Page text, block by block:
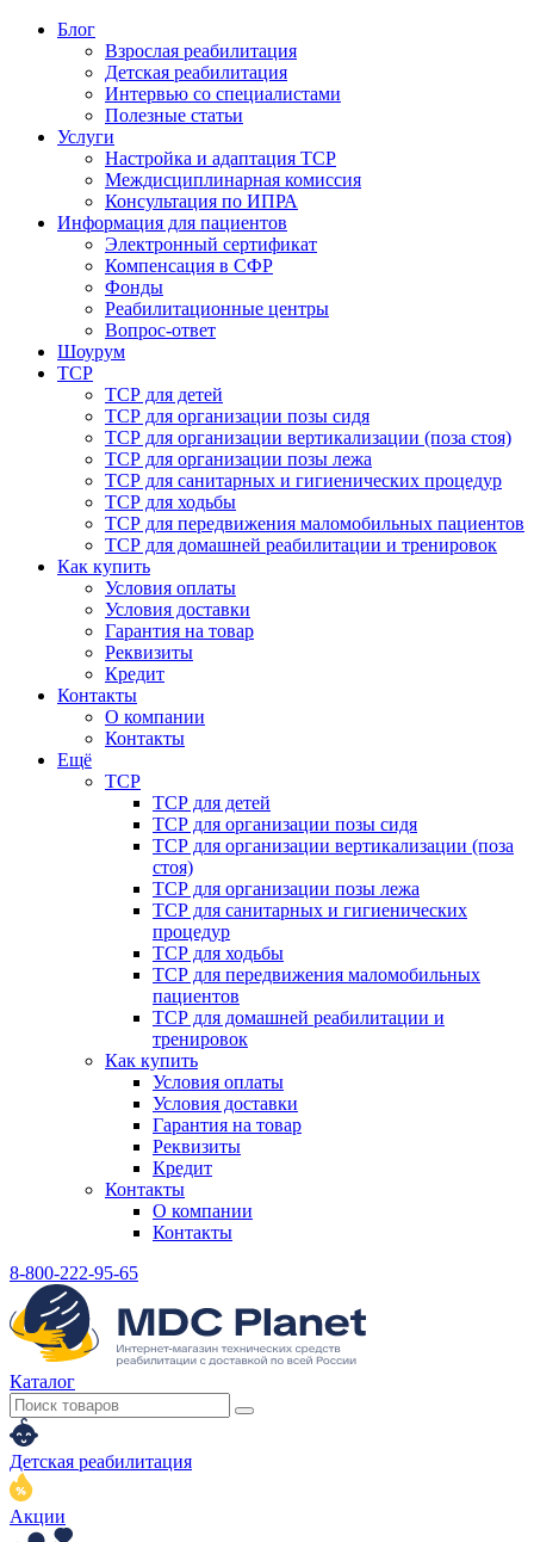
Блог
Взрослая реабилитация
Детская реабилитация
Интервью со специалистами
Полезные статьи
Услуги
Настройка и адаптация ТСР
Междисциплинарная комиссия
Консультация по ИПРА
Информация для пациентов
Электронный сертификат
Компенсация в СФР
Фонды
Реабилитационные центры
Вопрос-ответ
Шоурум
ТСР
ТСР для детей
ТСР для организации позы сидя
ТСР для организации вертикализации (поза стоя)
ТСР для организации позы лежа
ТСР для санитарных и гигиенических процедур
ТСР для ходьбы
ТСР для передвижения маломобильных пациентов
ТСР для домашней реабилитации и тренировок
Как купить
Условия оплаты
Условия доставки
Гарантия на товар
Реквизиты
Кредит
Контакты
О компании
Контакты
Ещё
ТСР
ТСР для детей
ТСР для организации позы сидя
ТСР для организации вертикализации (поза
стоя)
ТСР для организации позы лежа
ТСР для санитарных и гигиенических
процедур
ТСР для ходьбы
ТСР для передвижения маломобильных
пациентов
ТСР для домашней реабилитации и
тренировок
Как купить
Условия оплаты
Условия доставки
Гарантия на товар
Реквизиты
Кредит
Контакты
О компании
Контакты
8-800-222-95-65
Каталог
Детская реабилитация
Акции